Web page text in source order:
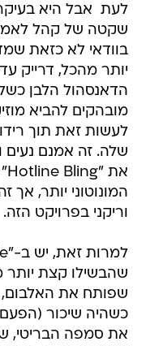
לעת  אבל היא
שקטה של קהל
בוודאי לא כזאת
יותר מהכל, דרייק
הדאנסהול הלבן
מובהקים להביא
לעשות זאת תוך
שלה. זה אמנם נעים
המונוטוני יותר,
וריקני בפרויקט הזה.
שפותח את
את סמפה הבריטי,